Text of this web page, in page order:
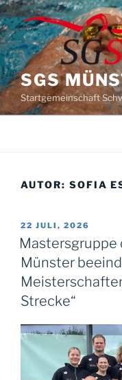
Zum
Inhalt
springen
SGS
Startgemeinschaft
AUTOR: SOFIA
VERÖFFENTLICHT
AM
22 JULI, 2026
Mastersgruppe
Münster
Strecke“